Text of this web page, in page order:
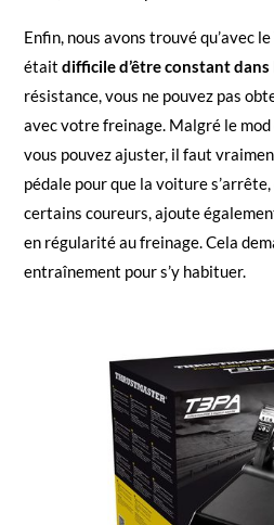
Enfin, nous avons trouvé qu’avec
était difficile d’être constant dans
résistance, vous ne pouvez pas
avec votre freinage. Malgré le
vous pouvez ajuster, il faut
pédale pour que la voiture s’arrête,
certains coureurs, ajoute
en régularité au freinage. Cela
entraînement pour s’y habituer.